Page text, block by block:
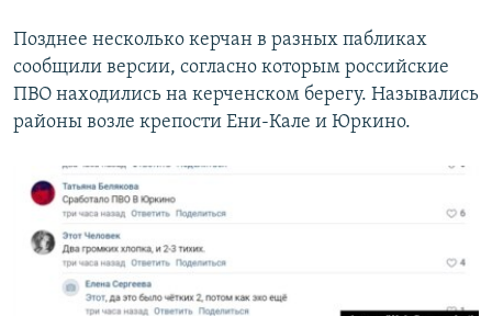
Позднее несколько керчан в разных пабликах
сообщили версии, согласно которым российские
ПВО находились на керченском берегу. Назывались
районы возле крепости Ени-Кале и Юркино.